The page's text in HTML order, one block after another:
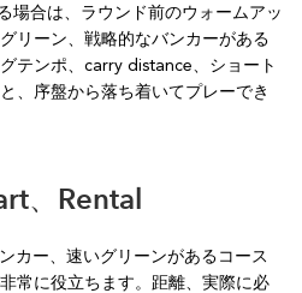
場合は、ラウンド前のウォームアッ
リーン、戦略的なバンカーがある
テンポ、carry distance、ショート
、序盤から落ち着いてプレーでき
、Rental
カー、速いグリーンがあるコース
常に役立ちます。距離、実際に必